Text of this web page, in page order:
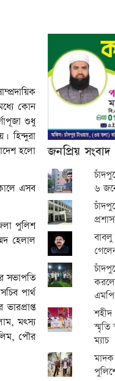
কোন
শুধু
হিন্দুরা
হলো
এসব
পুলিশ
হেলাল
সভাপতি
পার্থ
মৎস্য
পৌর
জনপ্রিয় সংবাদ
৬
এমপি
শহীদ
স্মৃতি
ম্যাচ